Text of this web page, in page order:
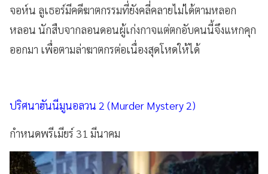
จอห์น ลูเธอร์มีคดีฆาตกรรมที่ยังคลี่คลายไม่ได้ตามหลอก
หลอน นักสืบจากลอนดอนผู้เก่งกาจแต่ตกอับคนนี้จึงแหกคุก
ออกมา เพื่อตามล่าฆาตกรต่อเนื่องสุดโหดให้ได้
ปริศนาฮันนีมูนอลวน 2 (Murder Mystery 2)
กำหนดพรีเมียร์ 31 มีนาคม